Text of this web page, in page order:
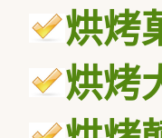
烘烤
烘烤